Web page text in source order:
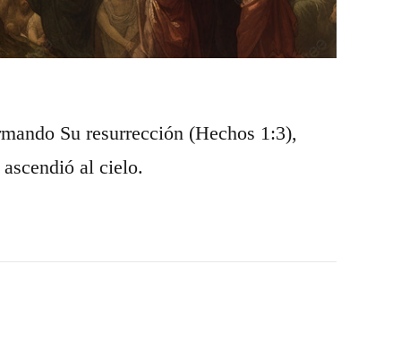
Su resurrección (Hechos 1:3),
al cielo.